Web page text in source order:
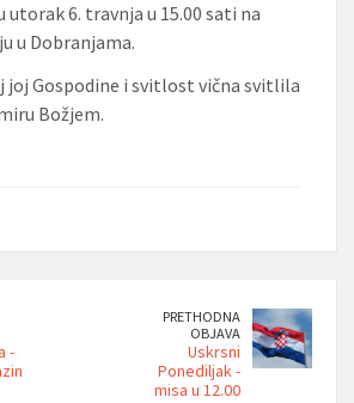
utorak 6. travnja u 15.00 sati na
u Dobranjama.
joj Gospodine i svitlost vična svitlila
Božjem.
-
PRETHODNA
OBJAVA
Uskrsni
Ponediljak -
misa u 12.00